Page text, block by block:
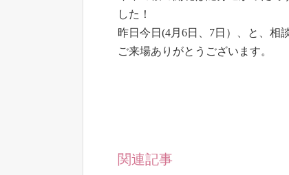
した！
昨日今日(4月6日、7日）、と、相
ご来場ありがとうございます。
関連記事